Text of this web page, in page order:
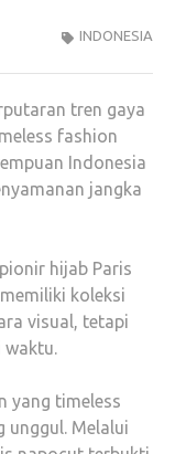
INDONESIA
tren gaya
fashion
Indonesia
jangka
hijab Paris
koleksi
visual, tetapi
waktu.
yang timeless
unggul. Melalui